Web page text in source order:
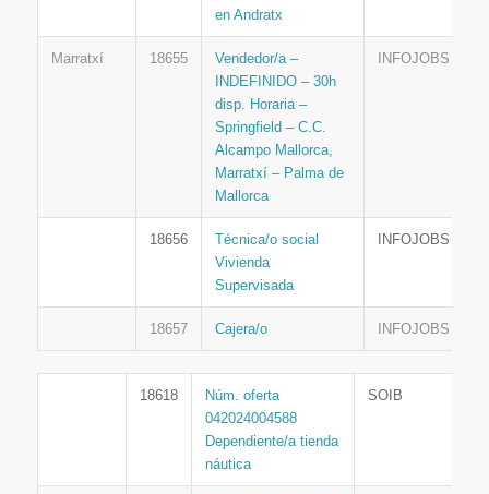
en Andratx
Marratxí 18655
Vendedor/a –
INDEFINIDO – 30h
disp. Horaria –
Springfield – C.C.
Alcampo Mallorca,
Marratxí – Palma de
Mallorca
INFOJOBS
18656
Técnica/o social
Vivienda
Supervisada
INFOJOBS
18657 Cajera/o INFOJOBS
18618
Núm. oferta
042024004588
Dependiente/a tienda
náutica
SOIB